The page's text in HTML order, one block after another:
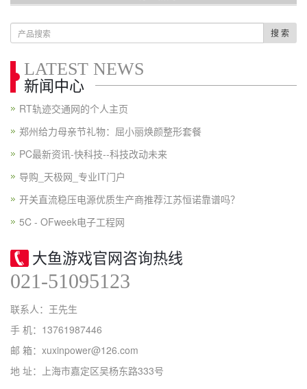
搜 索
LATEST NEWS
新闻中心
RT轨迹交通网的个人主页
郑州给力母亲节礼物：屈小丽焕颜整形套餐
PC最新资讯-快科技--科技改动未来
导购_天极网_专业IT门户
开关直流稳压电源优质生产商推荐江苏恒诺靠谱吗？
5C - OFweek电子工程网
大鱼游戏官网咨询热线
021-51095123
联系人：王先生
手 机：13761987446
邮 箱：xuxinpower@126.com
地 址：上海市嘉定区吴杨东路333号